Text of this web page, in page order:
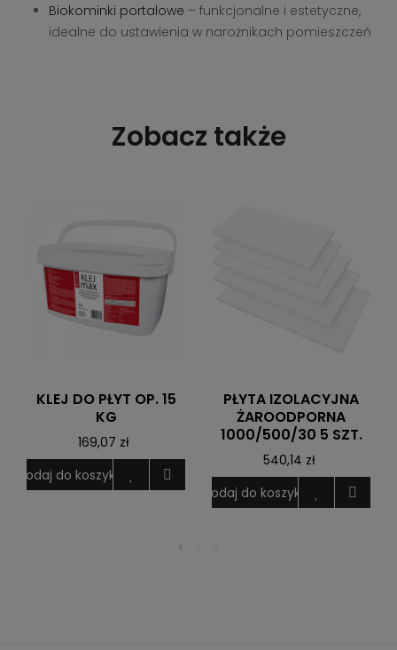
Biokominki portalowe – funkcjonalne i estetyczne,
idealne do ustawienia w narożnikach pomieszczeń
Zobacz także
KLEJ DO PŁYT OP. 15
KG
169,07 zł
Dodaj do koszyka
PŁYTA IZOLACYJNA
ŻAROODPORNA
1000/500/30 5 SZT.
540,14 zł
Dodaj do koszyka